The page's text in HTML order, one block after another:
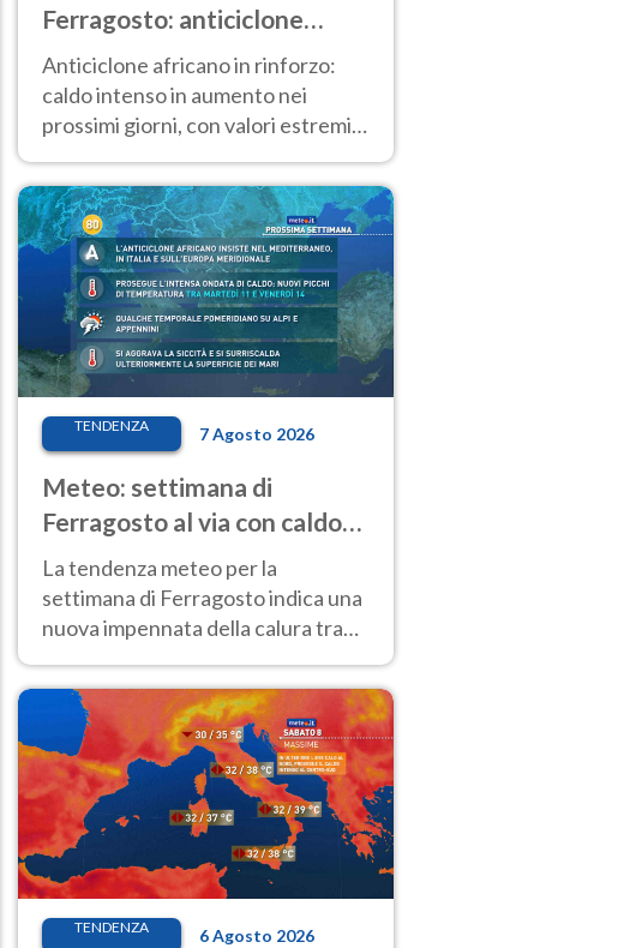
Ferragosto: anticiclone
africano ancora
protagonista
Anticiclone africano in rinforzo:
caldo intenso in aumento nei
prossimi giorni, con valori estremi
d’Italia
TENDENZA 7 Agosto 2026
Meteo: settimana di
Ferragosto al via con caldo
intenso e qualche temporale
La tendenza meteo per la
settimana di Ferragosto indica una
nuova impennata della calura tra
anche al Nord.
TENDENZA 6 Agosto 2026